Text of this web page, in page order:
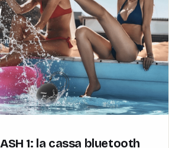
1: la cassa bluetooth